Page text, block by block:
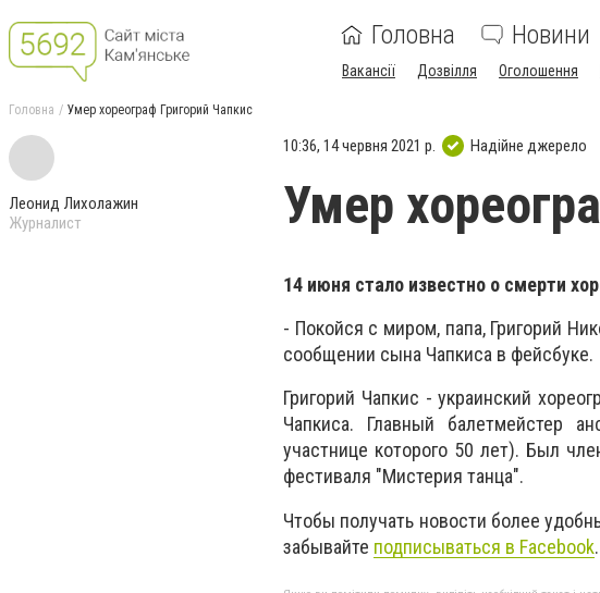
Головна Новини
Вакансії Дозвілля Оголошення
Головна Умер хореограф Григорий Чапкис
Леонид Лихолажин
Журналист
10:36, 14 червня 2021 р. Надійне джерело
Умер
14 июня стало известно о смерти
- Покойся с миром, папа, Григорий
сообщении сына Чапкиса в фейсбуке.
Григорий Чапкис - украинский
Чапкиса. Главный балетмейстер
участнице которого 50 лет). Был
фестиваля "Мистерия танца".
Чтобы получать новости более
забывайте подписываться в Facebook.